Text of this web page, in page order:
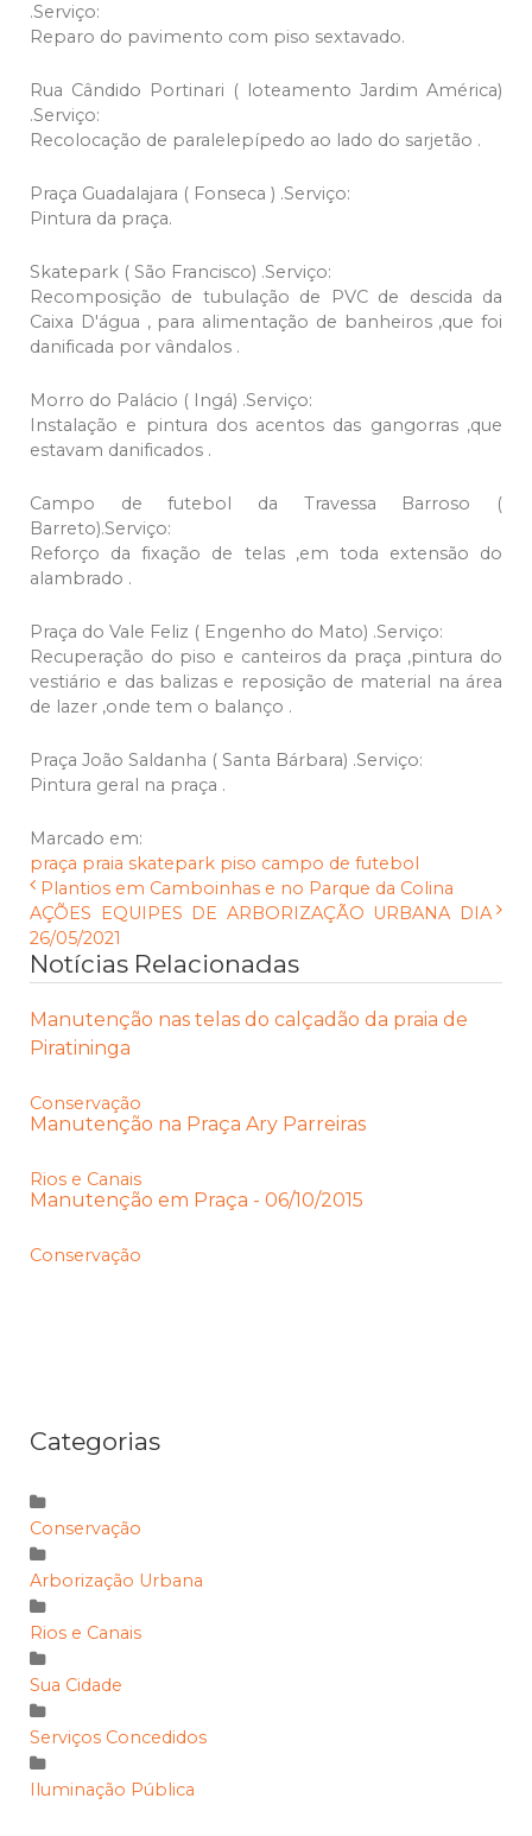
.Serviço:
Reparo do pavimento com piso sextavado.
Rua Cândido Portinari ( loteamento Jardim América)
.Serviço:
Recolocação de paralelepípedo ao lado do sarjetão .
Praça Guadalajara ( Fonseca ) .Serviço:
Pintura da praça.
Skatepark ( São Francisco) .Serviço:
Recomposição de tubulação de PVC de descida da
Caixa D'água , para alimentação de banheiros ,que foi
danificada por vândalos .
Morro do Palácio ( Ingá) .Serviço:
Instalação e pintura dos acentos das gangorras ,que
estavam danificados .
Campo de futebol da Travessa Barroso (
Barreto).Serviço:
Reforço da fixação de telas ,em toda extensão do
alambrado .
Praça do Vale Feliz ( Engenho do Mato) .Serviço:
Recuperação do piso e canteiros da praça ,pintura do
vestiário e das balizas e reposição de material na área
de lazer ,onde tem o balanço .
Praça João Saldanha ( Santa Bárbara) .Serviço:
Pintura geral na praça .
Marcado em:
praça praia skatepark piso campo de futebol
Plantios em Camboinhas e no Parque da Colina
AÇÕES EQUIPES DE ARBORIZAÇÃO URBANA DIA
26/05/2021
Notícias Relacionadas
Manutenção nas telas do calçadão da praia de
Piratininga
Conservação
Manutenção na Praça Ary Parreiras
Rios e Canais
Manutenção em Praça - 06/10/2015
Conservação
Categorias
Conservação
Arborização Urbana
Rios e Canais
Sua Cidade
Serviços Concedidos
Iluminação Pública